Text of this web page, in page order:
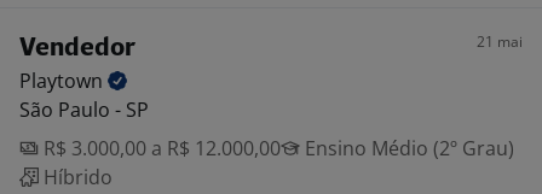
Vendedor 21 mai
Playtown
São Paulo - SP
R$ 3.000,00 a R$ 12.000,00
Ensino Médio (2º Grau)
Híbrido